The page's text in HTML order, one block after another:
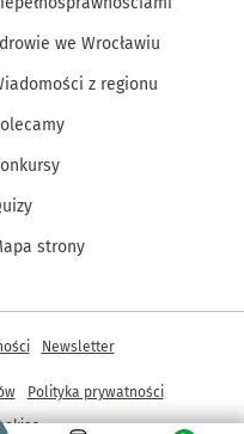
główna - wroclaw.pl
we Wrocławiu
z regionu
strony
Newsletter
Polityka prywatności